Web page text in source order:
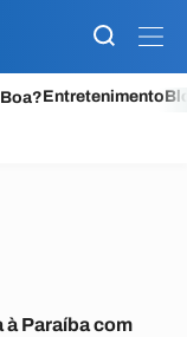
Entretenimento
à Paraíba com